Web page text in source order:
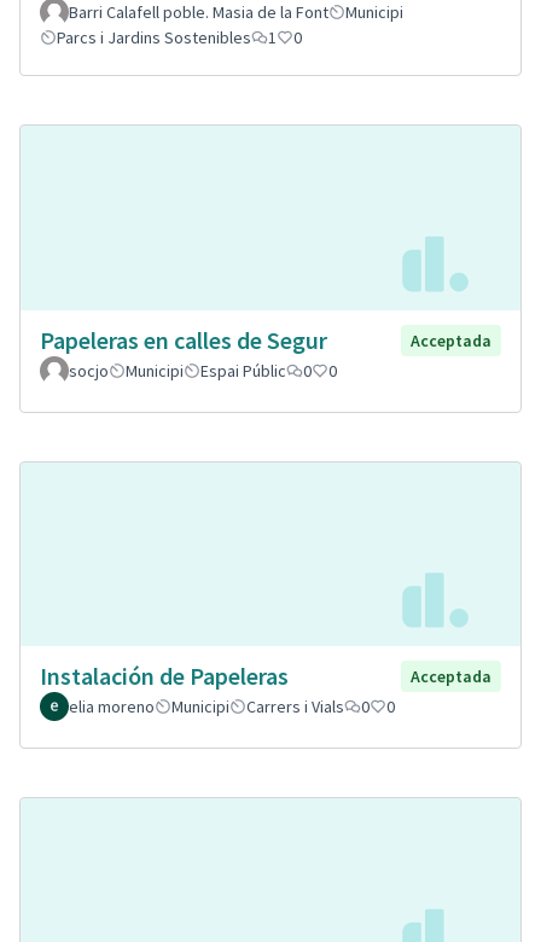
Barri Calafell poble. Masia de la Font
Municipi
Parcs i Jardins Sostenibles
1 0
Papeleras en calles de Segur
Acceptada
socjo
Municipi Espai Públic 0 0
Instalación de Papeleras
Acceptada
elia moreno
Municipi Carrers i Vials 0 0